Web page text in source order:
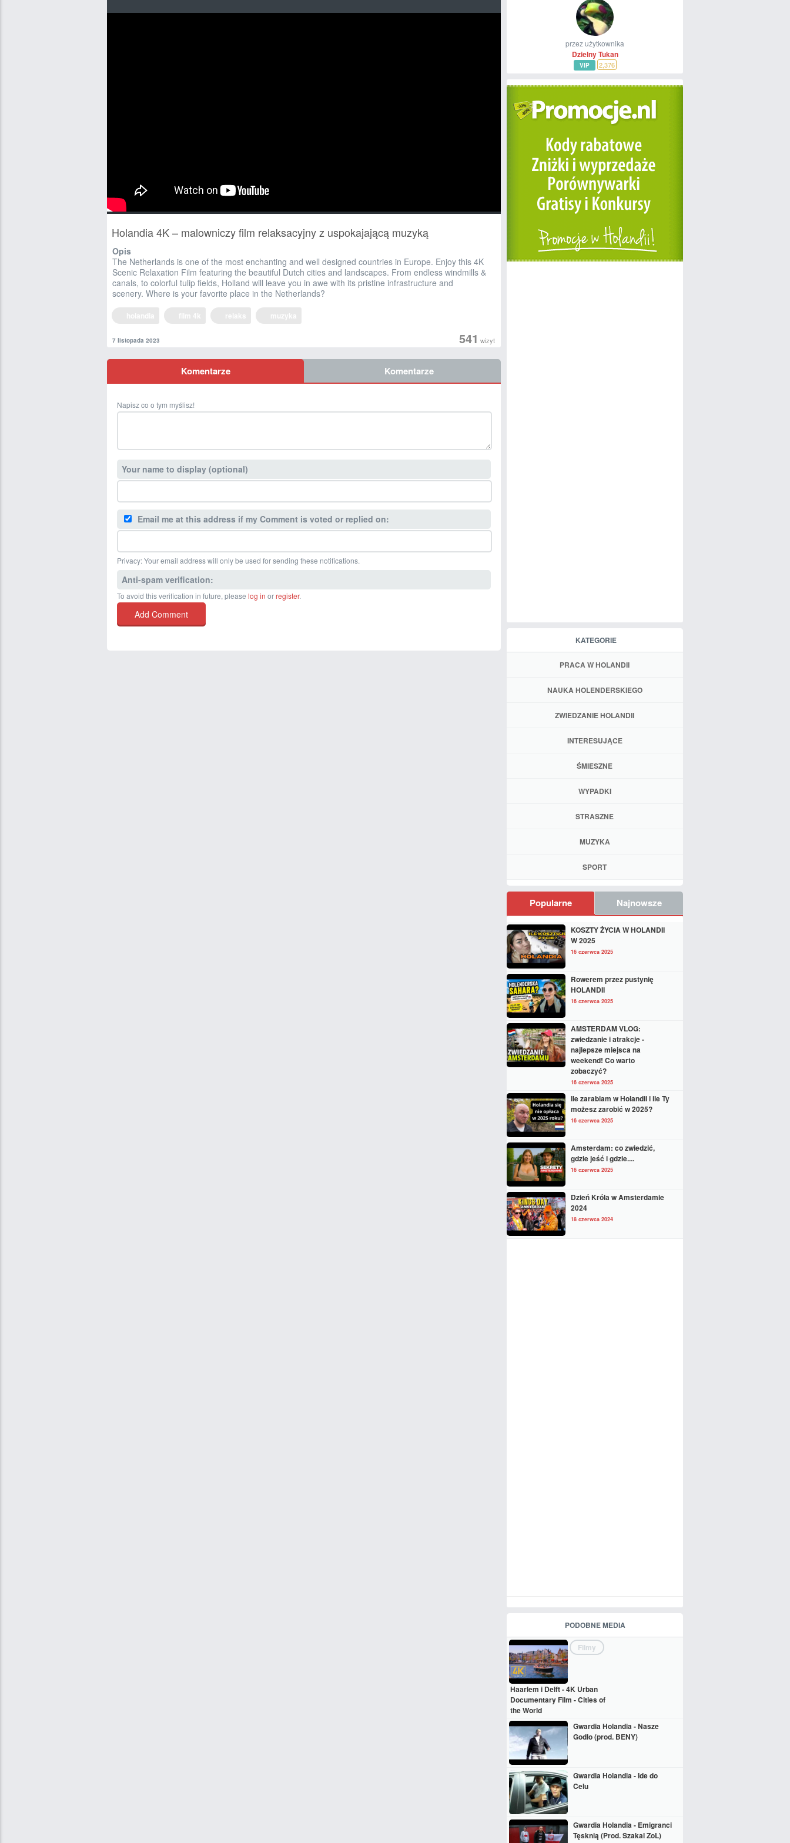
Holandia 4K – malowniczy film relaksacyjny z uspokajającą muzyką
Opis
The Netherlands is one of the most enchanting and well designed countries in Europe. Enjoy this 4K
Scenic Relaxation Film featuring the beautiful Dutch cities and landscapes. From endless windmills &
canals, to colorful tulip fields, Holland will leave you in awe with its pristine infrastructure and
scenery. Where is your favorite place in the Netherlands?
541 wizyt
7 listopada 2023
przez użytkownika
Dzielny Tukan
VIP 2,376
KATEGORIE
PRACA W HOLANDII
NAUKA HOLENDERSKIEGO
ZWIEDZANIE HOLANDII
INTERESUJĄCE
ŚMIESZNE
WYPADKI
STRASZNE
MUZYKA
SPORT
Popularne Najnowsze
KOSZTY ŻYCIA W HOLANDII
W 2025
16 czerwca 2025
Rowerem przez pustynię
HOLANDII
16 czerwca 2025
AMSTERDAM VLOG:
zwiedzanie i atrakcje -
najlepsze miejsca na
weekend! Co warto
zobaczyć?
16 czerwca 2025
Ile zarabiam w Holandii i ile Ty
możesz zarobić w 2025?
16 czerwca 2025
Amsterdam: co zwiedzić,
gdzie jeść i gdzie....
16 czerwca 2025
Dzień Króla w Amsterdamie
2024
18 czerwca 2024
PODOBNE MEDIA
Filmy
Haarlem i Delft - 4K Urban
Documentary Film - Cities of
the World
Gwardia Holandia - Nasze
Godlo (prod. BENY)
Gwardia Holandia - Ide do
Celu
Gwardia Holandia - Emigranci
Tęsknią (Prod. Szakal ZoL)
Komentarze Komentarze
Napisz co o tym myślisz!
Your name to display (optional)
Email me at this address if my Comment is voted or replied on:
Privacy: Your email address will only be used for sending these notifications.
Anti-spam verification:
To avoid this verification in future, please log in orregister.